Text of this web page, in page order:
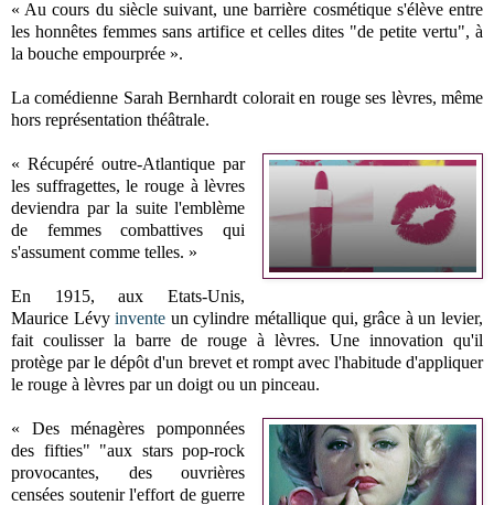
« Au cours du siècle suivant, une barrière cosmétique s'élève entre
les honnêtes femmes sans artifice et celles dites "de petite vertu", à
la bouche empourprée ».
La comédienne Sarah Bernhardt colorait en rouge ses lèvres, même
hors représentation théâtrale.
« Récupéré outre-Atlantique par
les suffragettes, le rouge à lèvres
deviendra par la suite l'emblème
de femmes combattives qui
s'assument comme telles. »
En 1915, aux Etats-Unis,
Maurice Lévyinvente un cylindre métallique qui, grâce à un levier,
fait coulisser la barre de rouge à lèvres. Une innovation qu'il
protège par le dépôt d'un brevet et rompt avec l'habitude d'appliquer
le rouge à lèvres par un doigt ou un pinceau.
« Des ménagères pomponnées
des fifties" "aux stars pop-rock
provocantes, des ouvrières
censées soutenir l'effort de guerre